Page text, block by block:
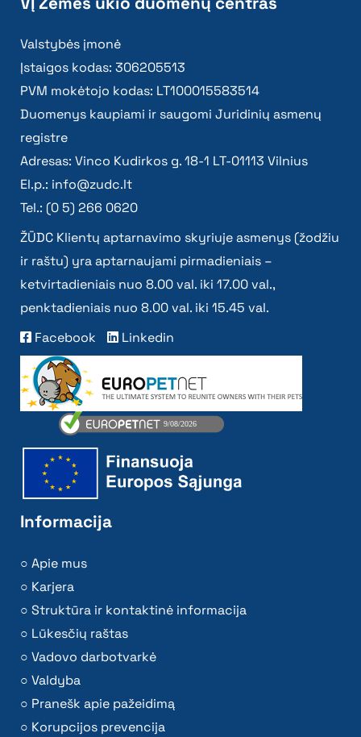
Valstybės įmonė
Įstaigos kodas: 306205513
PVM mokėtojo kodas: LT100015583514
Duomenys kaupiami ir saugomi Juridinių asmenų
registre
Adresas: Vinco Kudirkos g. 18-1 LT-01113 Vilnius
El.p.: info@zudc.lt
Tel.: (0 5) 266 0620
ŽŪDC Klientų aptarnavimo skyriuje asmenys (žodžiu
ir raštu) yra aptarnaujami pirmadieniais –
ketvirtadieniais nuo 8.00 val. iki 17.00 val.,
penktadieniais nuo 8.00 val. iki 15.45 val.
Facebook
Linkedin
Informacija
Apie mus
Karjera
Struktūra ir kontaktinė informacija
Lūkesčių raštas
Vadovo darbotvarkė
Valdyba
Pranešk apie pažeidimą
Korupcijos prevencija